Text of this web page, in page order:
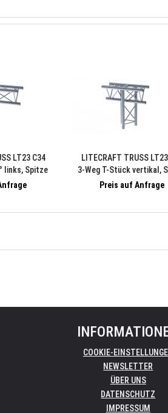
LT23 C34
links, Spitze
LITECRAFT TRUSS
3-Weg T-Stück vertikal,
unten, inkl.
Preis auf Anfrage
COOKIE-
NEWSLETTER
ÜBER UNS
DATENSCHUTZ
IMPRESSUM